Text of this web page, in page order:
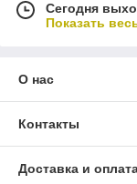
Сегодня
Показать
О нас
Контакты
Доставка и